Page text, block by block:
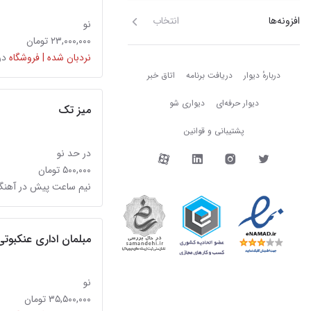
افزونه‌ها انتخاب
دربارهٔ دیوار دربارهٔ دیوار دریافت برنامه اتاق خبر
دیوار حرفه‌ای دیواری شو
پشتیبانی و قوانین
دیوار در شبکه‌های
نو
۲۳,۰۰۰,۰۰۰ تومان
نردبان شده | فروشگاه
میز تک
در حد نو
۵۰۰,۰۰۰ تومان
نیم ساعت پیش در
مبلمان اداری
نو
۳۵,۵۰۰,۰۰۰ تومان